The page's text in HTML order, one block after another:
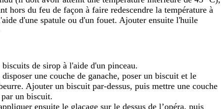
hors du feu de façon à faire redescendre la température à
d'une spatule ou d'un fouet. Ajouter ensuite l'huile
de sirop à l'aide d'un pinceau.
une couche de ganache, poser un biscuit et le
Ajouter un biscuit par-dessus, puis mettre une couche
un biscuit.
ensuite le glaçage sur le dessus de l’opéra, puis